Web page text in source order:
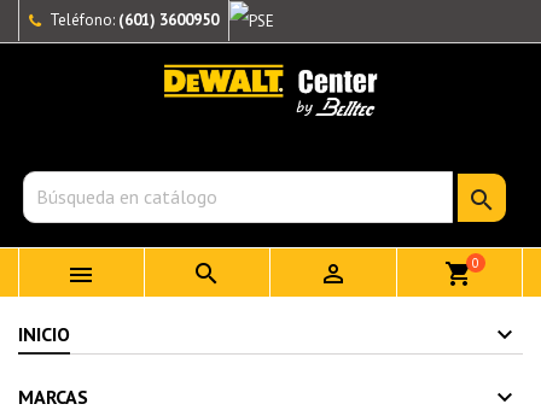
Teléfono: (601) 3600950

   shopping_cart0
INICIO
MARCAS